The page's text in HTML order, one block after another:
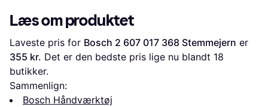
Læs om produktet
Laveste pris for Bosch 2 607 017 368 Stemmejern
355 kr. Det er den bedste pris lige nu blandt 18
butikker.
Sammenlign:
Bosch Håndværktøj